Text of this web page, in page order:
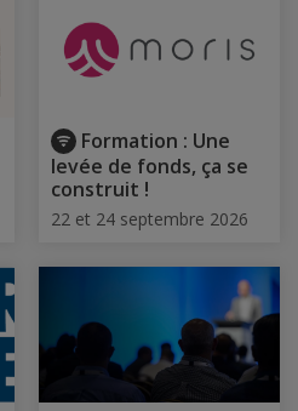
Formation : Une
levée de fonds, ça se
construit !
22 et 24 septembre 2026